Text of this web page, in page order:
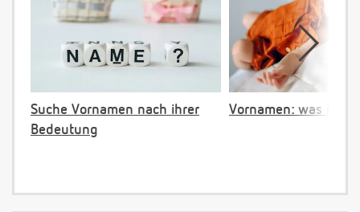
Suche Vornamen nach ihrer
Bedeutung
Vornamen: was ist